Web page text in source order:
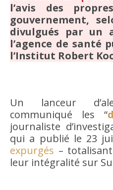
l’avis des
gouvernement,
divulgués par un
l’agence de santé
l’Institut Robert
Un lanceur
communiqué les “
journaliste
qui a publié le 23
expurgés – totalisant
leur intégralité sur